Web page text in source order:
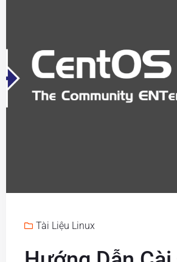
Tài Liệu Linux